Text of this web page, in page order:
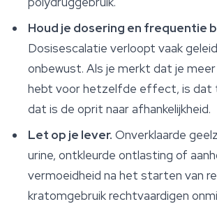
Houd je dosering en frequentie
Dosisescalatie verloopt vaak
onbewust. Als je merkt dat je
hebt voor hetzelfde effect, is dat
dat is de oprit naar afhankelijkheid.
Let op je lever. Onverklaarde
urine, ontkleurde ontlasting of
vermoeidheid na het starten van
kratomgebruik rechtvaardigen